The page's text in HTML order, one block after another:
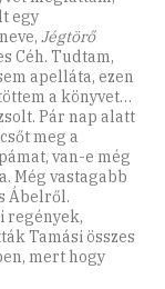
egy
Jégtörő
Céh. Tudtam,
apelláta, ezen
a könyvet…
Pár nap alatt
meg a
van-e még
Még vastagabb
Ábelről.
regények,
Tamási összes
mert hogy